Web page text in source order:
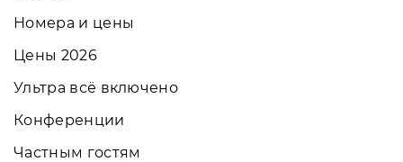
Номера и цены
Цены 2026
Ультра всё включено
Конференции
Частным гостям